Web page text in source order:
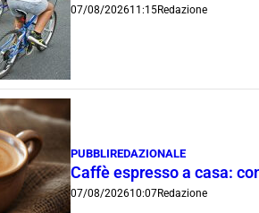
07/08/202611:15Redazione
PUBBLIREDAZIONALE
Caffè espresso a casa:
07/08/202610:07Redazione